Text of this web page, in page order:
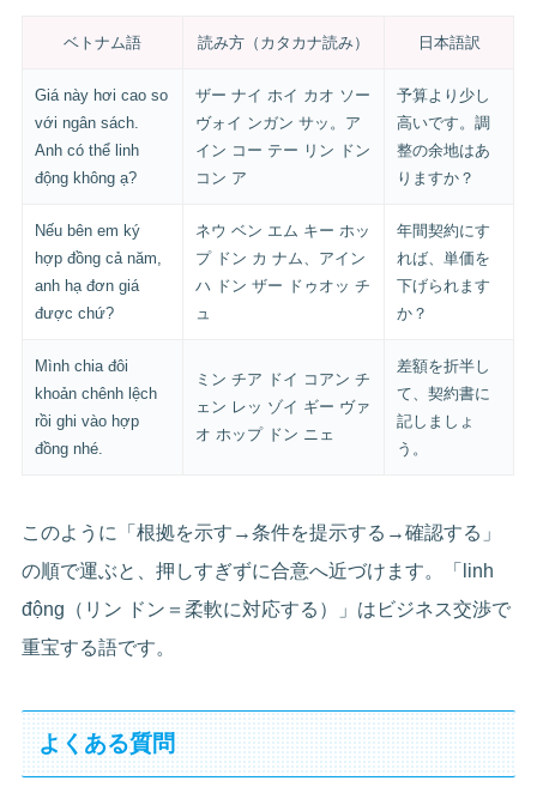
ベトナム語 読み方（カタカナ読み） 日本語訳
Giá này hơi cao so
với ngân sách.
Anh có thể linh
động không ạ?
ザー ナイ ホイ カオ ソー
ヴォイ ンガン サッ。ア
イン コー テー リン ドン
コン ア
予算より少し
高いです。調
整の余地はあ
りますか？
Nếu bên em ký
hợp đồng cả năm,
anh hạ đơn giá
được chứ?
ネウ ベン エム キー ホッ
プ ドン カ ナム、アイン
ハ ドン ザー ドゥオッ チ
ュ
年間契約にす
れば、単価を
下げられます
か？
Mình chia đôi
khoản chênh lệch
rồi ghi vào hợp
đồng nhé.
ミン チア ドイ コアン チ
ェン レッ ゾイ ギー ヴァ
オ ホップ ドン ニェ
差額を折半し
て、契約書に
記しましょ
う。
このように「根拠を示す→条件を提示する→確認する」
の順で運ぶと、押しすぎずに合意へ近づけます。「linh
động（リン ドン＝柔軟に対応する）」はビジネス交渉で
重宝する語です。
よくある質問